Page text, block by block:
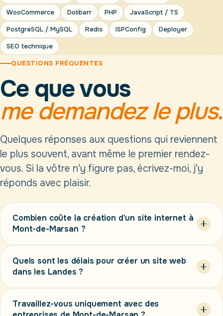
WooCommerce
Dolibarr PHP
JavaScript / TS
PostgreSQL / MySQL
Redis ISPConfig
Deployer
SEO technique
QUESTIONS FRÉQUENTES
Ce que vous
me demandez le plus.
Quelques réponses aux questions qui reviennent
le plus souvent, avant même le premier rendez-
vous. Si la vôtre n'y figure pas, écrivez-moi, j'y
réponds avec plaisir.
Combien coûte la création d'un site internet à
Mont-de-Marsan ?
Site vitrine classique(5 à 10 pages : accueil,
Quels sont les délais pour créer un site web
dans les Landes ?
boutique en ligne
Travaillez-vous uniquement avec des